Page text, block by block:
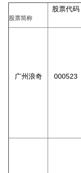
股票简称
股票代码
广州浪奇 000523